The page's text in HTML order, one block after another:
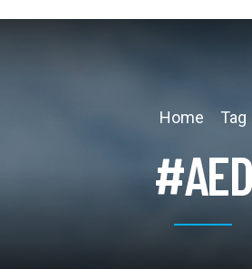
Home Tag
#AED